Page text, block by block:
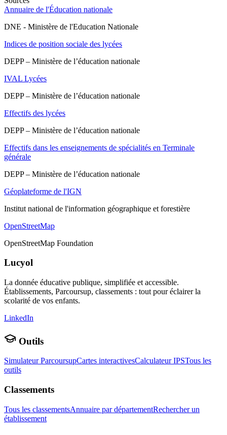
Annuaire de l'Éducation nationale
DNE - Ministère de l'Education Nationale
Indices de position sociale des lycées
DEPP – Ministère de l’éducation nationale
IVAL Lycées
DEPP – Ministère de l’éducation nationale
Effectifs des lycées
DEPP – Ministère de l’éducation nationale
Effectifs dans les enseignements de spécialités en Terminale
générale
DEPP – Ministère de l’éducation nationale
Géoplateforme de l'IGN
Institut national de l'information géographique et forestière
OpenStreetMap
OpenStreetMap Foundation
Lucyol
La donnée éducative publique, simplifiée et accessible.
Établissements, Parcoursup, classements : tout pour éclairer la
scolarité de vos enfants.
LinkedIn
Outils
Simulateur ParcoursupCartes interactivesCalculateur IPSTous les
outils
Classements
Tous les classementsAnnuaire par départementRechercher un
établissement